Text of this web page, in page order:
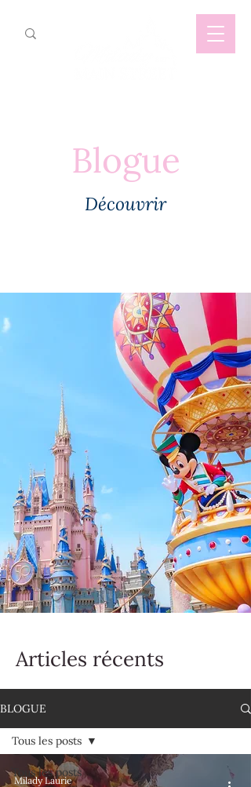
Blogue
Découvrir
Articles récents
BLOGUE
Tous les posts
Tous les posts
Milady Laurie